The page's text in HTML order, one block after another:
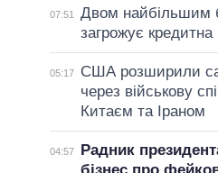
07:51
Двом найбільшим
загрожує кредитна
05:17
США розширили
через військову
Китаєм та Іраном
04:57
Радник